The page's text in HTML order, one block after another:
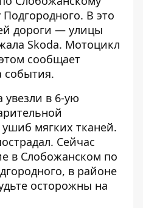
Подгородного. В это
дороги — улицы
Skoda. Мотоцикл
сообщает
события.
увезли в 6-ую
мягких тканей.
Сейчас
в Слобожанском по
в районе
осторожны на